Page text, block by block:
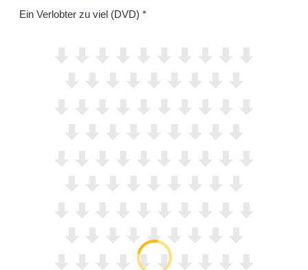
Ein Verlobter zu viel (DVD)